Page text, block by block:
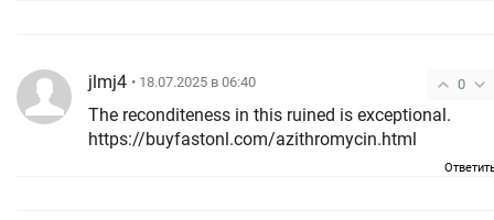
0
jlmj4 • 18.07.2025 в 06:40
The reconditeness in this ruined is exceptional.
https://buyfastonl.com/azithromycin.html